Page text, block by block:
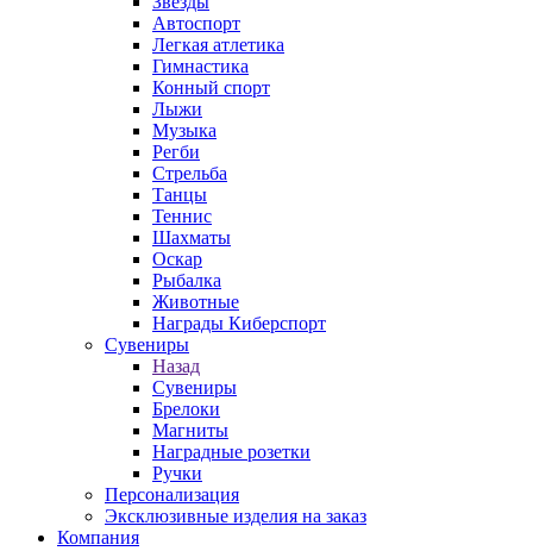
Автоспорт
Легкая атлетика
Гимнастика
Конный спорт
Лыжи
Музыка
Регби
Стрельба
Танцы
Теннис
Шахматы
Оскар
Рыбалка
Животные
Награды Киберспорт
Сувениры
Назад
Сувениры
Брелоки
Магниты
Наградные розетки
Ручки
Персонализация
Эксклюзивные изделия на заказ
Компания